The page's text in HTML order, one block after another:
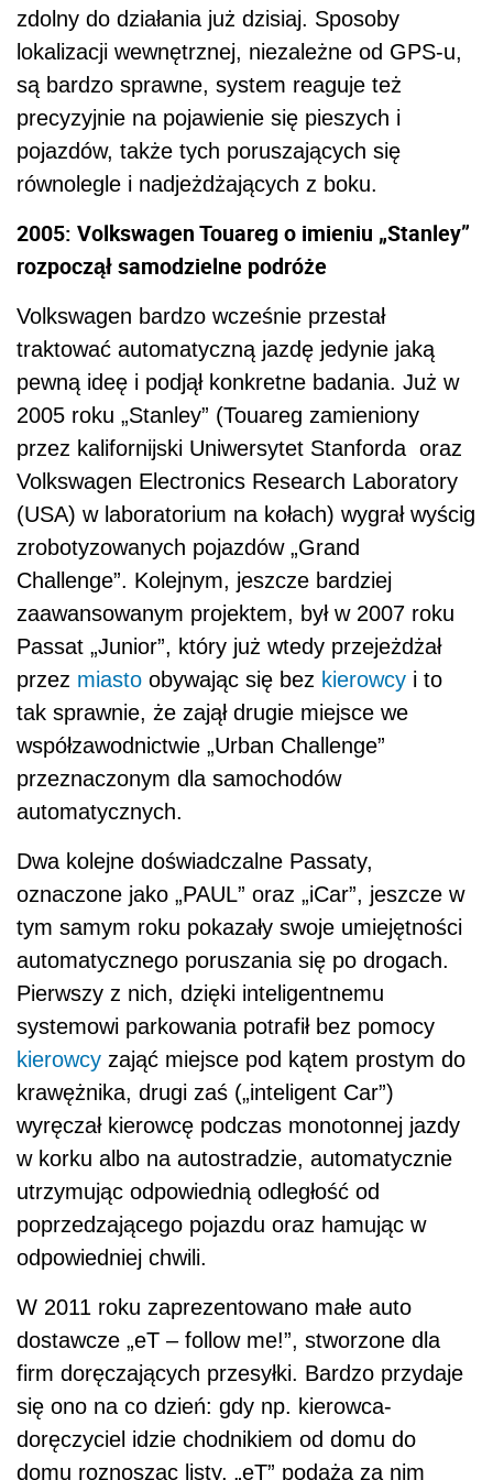
zdolny do działania już dzisiaj. Sposoby
lokalizacji wewnętrznej, niezależne od GPS-u,
są bardzo sprawne, system reaguje też
precyzyjnie na pojawienie się pieszych i
pojazdów, także tych poruszających się
równolegle i nadjeżdżających z boku.
2005: Volkswagen Touareg o imieniu „Stanley”
rozpoczął samodzielne podróże
Volkswagen bardzo wcześnie przestał
traktować automatyczną jazdę jedynie jaką
pewną ideę i podjął konkretne badania. Już w
2005 roku „Stanley” (Touareg zamieniony
przez kalifornijski Uniwersytet Stanforda oraz
Volkswagen Electronics Research Laboratory
(USA) w laboratorium na kołach) wygrał wyścig
zrobotyzowanych pojazdów „Grand
Challenge”. Kolejnym, jeszcze bardziej
zaawansowanym projektem, był w 2007 roku
Passat „Junior”, który już wtedy przejeżdżał
przez miasto obywając się bez kierowcy i to
tak sprawnie, że zajął drugie miejsce we
współzawodnictwie „Urban Challenge”
przeznaczonym dla samochodów
automatycznych.
Dwa kolejne doświadczalne Passaty,
oznaczone jako „PAUL” oraz „iCar”, jeszcze w
tym samym roku pokazały swoje umiejętności
automatycznego poruszania się po drogach.
Pierwszy z nich, dzięki inteligentnemu
systemowi parkowania potrafił bez pomocy
kierowcy zająć miejsce pod kątem prostym do
krawężnika, drugi zaś („inteligent Car”)
wyręczał kierowcę podczas monotonnej jazdy
w korku albo na autostradzie, automatycznie
utrzymując odpowiednią odległość od
poprzedzającego pojazdu oraz hamując w
odpowiedniej chwili.
W 2011 roku zaprezentowano małe auto
dostawcze „eT – follow me!”, stworzone dla
firm doręczających przesyłki. Bardzo przydaje
się ono na co dzień: gdy np. kierowca-
doręczyciel idzie chodnikiem od domu do
domu roznosząc listy, „eT” podąża za nim